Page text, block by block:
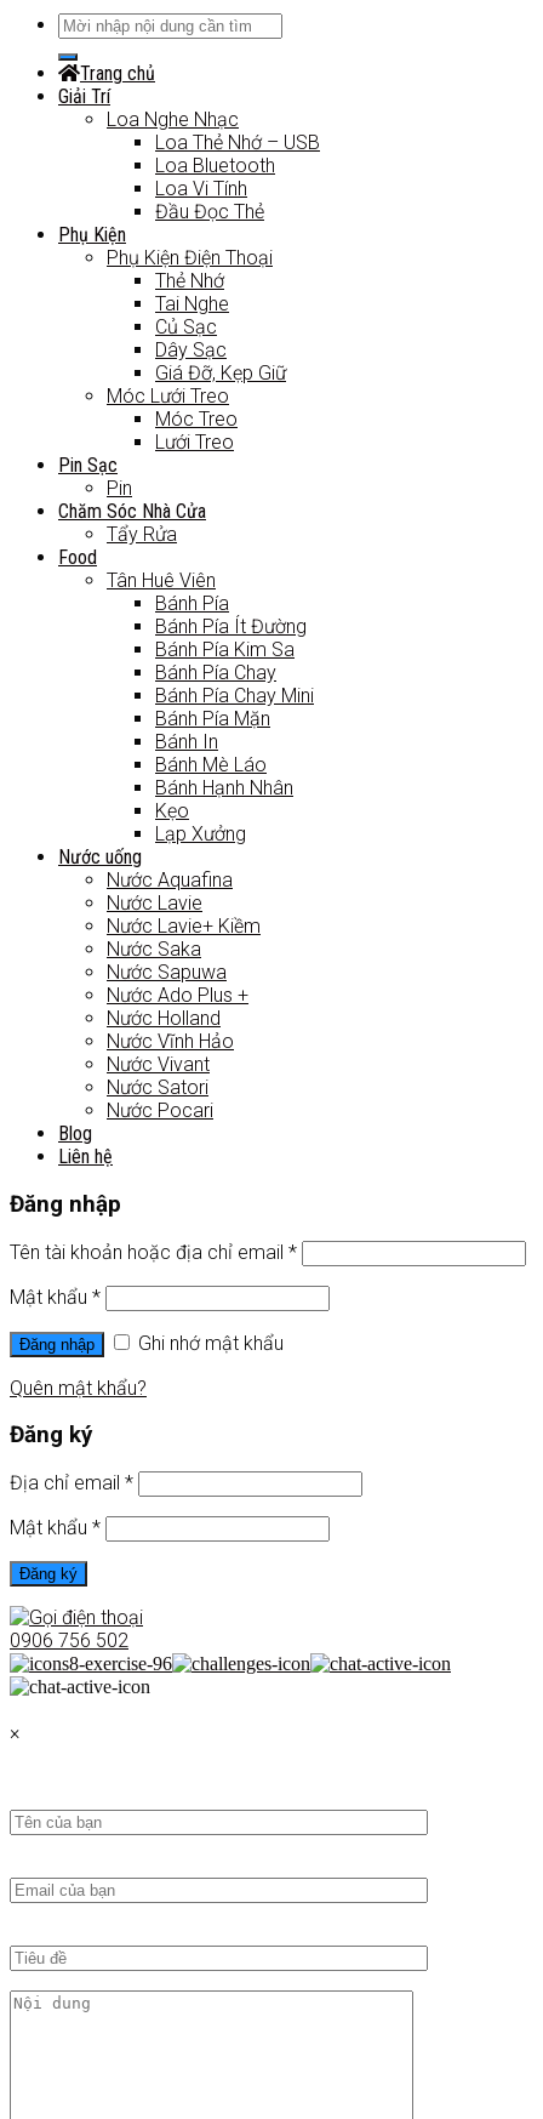
Trang chủ
Giải Trí
Loa Nghe Nhạc
Loa Thẻ Nhớ – USB
Loa Bluetooth
Loa Vi Tính
Đầu Đọc Thẻ
Phụ Kiện
Phụ Kiện Điện Thoại
Thẻ Nhớ
Tai Nghe
Củ Sạc
Dây Sạc
Giá Đỡ, Kẹp Giữ
Móc Lưới Treo
Móc Treo
Lưới Treo
Pin Sạc
Pin
Chăm Sóc Nhà Cửa
Tẩy Rửa
Food
Tân Huê Viên
Bánh Pía
Bánh Pía Ít Đường
Bánh Pía Kim Sa
Bánh Pía Chay
Bánh Pía Chay Mini
Bánh Pía Mặn
Bánh In
Bánh Mè Láo
Bánh Hạnh Nhân
Kẹo
Lạp Xưởng
Nước uống
Nước Aquafina
Nước Lavie
Nước Lavie+ Kiềm
Nước Saka
Nước Sapuwa
Nước Ado Plus +
Nước Holland
Nước Vĩnh Hảo
Nước Vivant
Nước Satori
Nước Pocari
Blog
Liên hệ
Đăng nhập
Tên tài khoản hoặc địa chỉ email *
Mật khẩu *
Đăng nhập
Ghi nhớ mật khẩu
Quên mật khẩu?
Đăng ký
Địa chỉ email *
Mật khẩu *
Đăng ký
0906 756 502
×